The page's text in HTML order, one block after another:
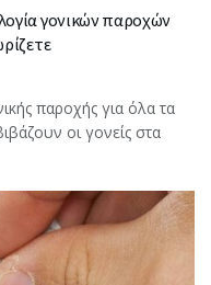
γονικών παροχών
παροχής για όλα τα
οι γονείς στα